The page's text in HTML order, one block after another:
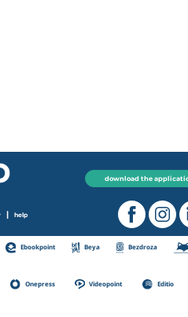
download the
| help
Ebookpoint Beya Bezdroza
Onepress Videopoint Editio